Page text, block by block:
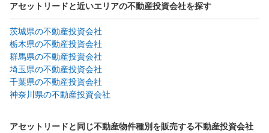
アセットリードと近いエリアの不動産投資会社を探す
茨城県の不動産投資会社
栃木県の不動産投資会社
群馬県の不動産投資会社
埼玉県の不動産投資会社
千葉県の不動産投資会社
神奈川県の不動産投資会社
アセットリードと同じ不動産物件種別を販売する不動産投資会社